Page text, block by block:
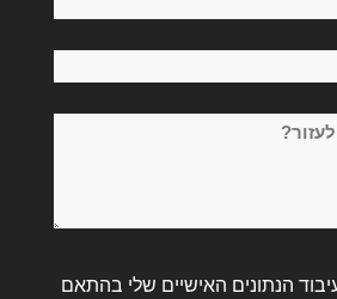
הנתונים האישיים שלי בהתאם